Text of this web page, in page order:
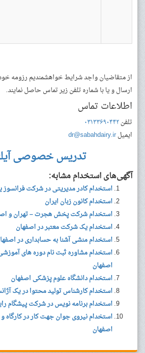
از متقاضیان واجد شرایط خواهشمندیم رزومه
ارسال و یا با شماره تلفن زیر تماس حاصل نمایند.
اطلاعات تماس
تلفن۰۳۱۳۳۶۹۰۴۴۲
ایمیلdr@sabahdairy.ir
تدریس خصوصی
آگهی‌های استخدام مشابه:
استخدام کادر مدیریتی در شرکت فرانسوز
استخدام کانون زبان ایران
استخدام شرکت پخش هجرت – تهران و
استخدام یک شرکت معتبر در اصفهان
استخدام منشی آشنا به حسابداری در
استخدام مشاوره ثبت نام دوره های
اصفهان
استخدام دانشگاه علوم پزشکی اصفهان
استخدام کارشناس تولید محتوا در یک
استخدام برنامه نویس در شرکت پیشگام
استخدام نیروی جوان جهت کار در کارگاه
اصفهان